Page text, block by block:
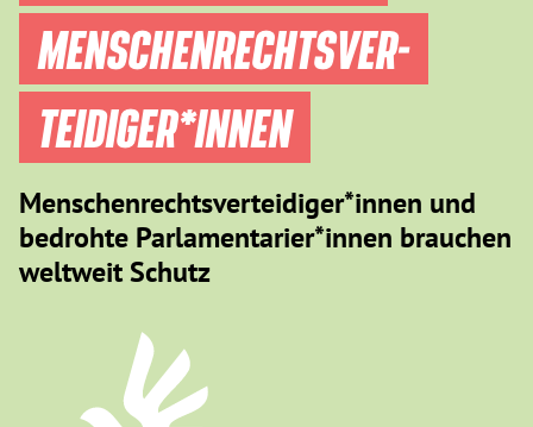
MENSCHEN­RECHTS­VER­
TEIDIGER­*INNEN
Menschenrechtsverteidiger*innen und
bedrohte Parlamentarier*innen brauchen
weltweit Schutz